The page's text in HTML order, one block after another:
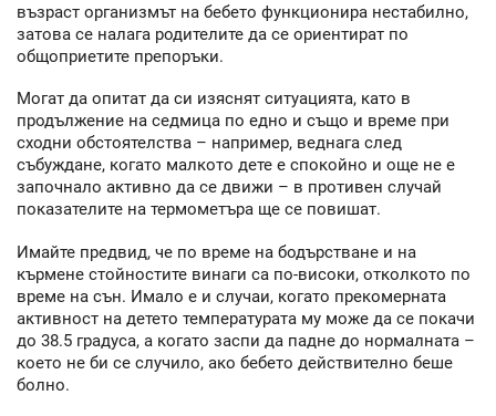
възраст организмът на бебето функционира нестабилно,
затова се налага родителите да се ориентират по
общоприетите препоръки.
Могат да опитат да си изяснят ситуацията, като в
продължение на седмица по едно и също и време при
сходни обстоятелства – например, веднага след
събуждане, когато малкото дете е спокойно и още не е
започнало активно да се движи – в противен случай
показателите на термометъра ще се повишат.
Имайте предвид, че по време на бодърстване и на
кърмене стойностите винаги са по-високи, отколкото по
време на сън. Имало е и случаи, когато прекомерната
активност на детето температурата му може да се покачи
до 38.5 градуса, а когато заспи да падне до нормалната –
което не би се случило, ако бебето действително беше
болно.